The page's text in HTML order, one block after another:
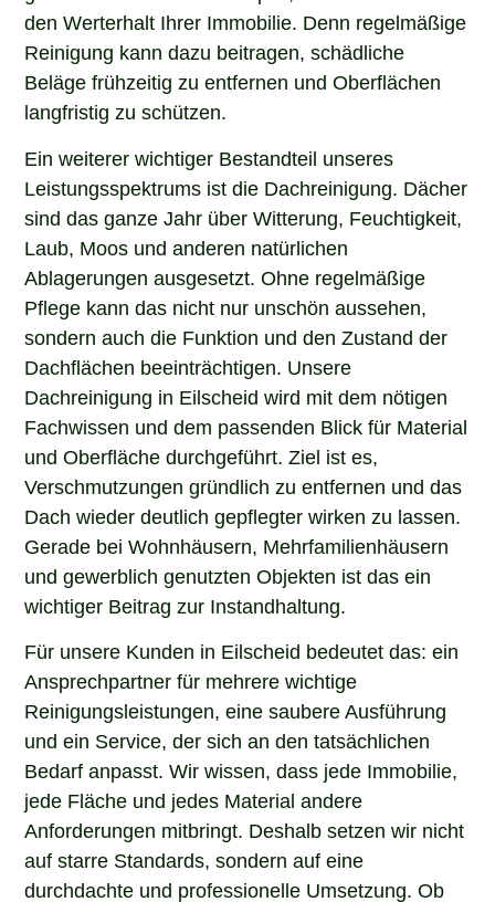
den Werterhalt Ihrer Immobilie. Denn regelmäßige
Reinigung kann dazu beitragen, schädliche
Beläge frühzeitig zu entfernen und Oberflächen
langfristig zu schützen.
Ein weiterer wichtiger Bestandteil unseres
Leistungsspektrums ist die Dachreinigung. Dächer
sind das ganze Jahr über Witterung, Feuchtigkeit,
Laub, Moos und anderen natürlichen
Ablagerungen ausgesetzt. Ohne regelmäßige
Pflege kann das nicht nur unschön aussehen,
sondern auch die Funktion und den Zustand der
Dachflächen beeinträchtigen. Unsere
Dachreinigung in Eilscheid wird mit dem nötigen
Fachwissen und dem passenden Blick für Material
und Oberfläche durchgeführt. Ziel ist es,
Verschmutzungen gründlich zu entfernen und das
Dach wieder deutlich gepflegter wirken zu lassen.
Gerade bei Wohnhäusern, Mehrfamilienhäusern
und gewerblich genutzten Objekten ist das ein
wichtiger Beitrag zur Instandhaltung.
Für unsere Kunden in Eilscheid bedeutet das: ein
Ansprechpartner für mehrere wichtige
Reinigungsleistungen, eine saubere Ausführung
und ein Service, der sich an den tatsächlichen
Bedarf anpasst. Wir wissen, dass jede Immobilie,
jede Fläche und jedes Material andere
Anforderungen mitbringt. Deshalb setzen wir nicht
auf starre Standards, sondern auf eine
durchdachte und professionelle Umsetzung. Ob